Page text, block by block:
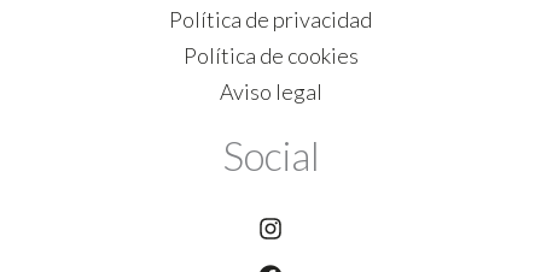
Política de privacidad
Política de cookies
Aviso legal
Social
Instagram
Facebook